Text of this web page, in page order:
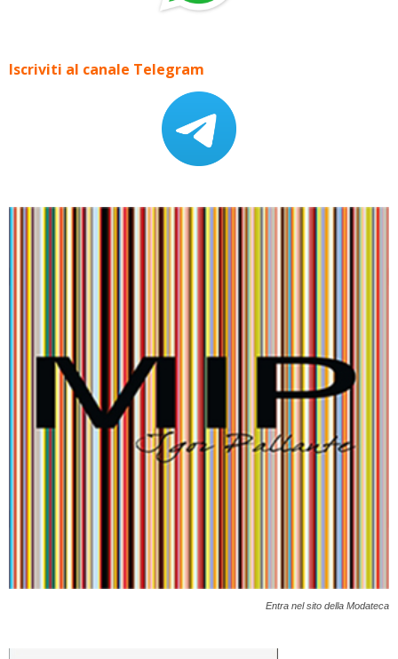
Iscriviti al canale Telegram
Entra nel sito della Modateca